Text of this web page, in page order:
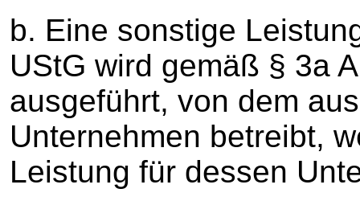
b. Eine sonstige
UStG wird gemäß § 3a
ausgeführt, von dem
Unternehmen betreibt,
Leistung für dessen